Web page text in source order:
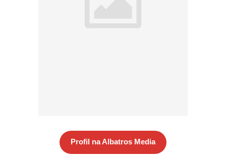
Profil na Albatros Media